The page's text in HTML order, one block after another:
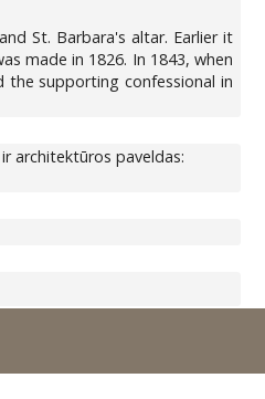
St. Barbara's altar. Earlier it
made in 1826. In 1843, when
supporting confessional in
architektūros paveldas: